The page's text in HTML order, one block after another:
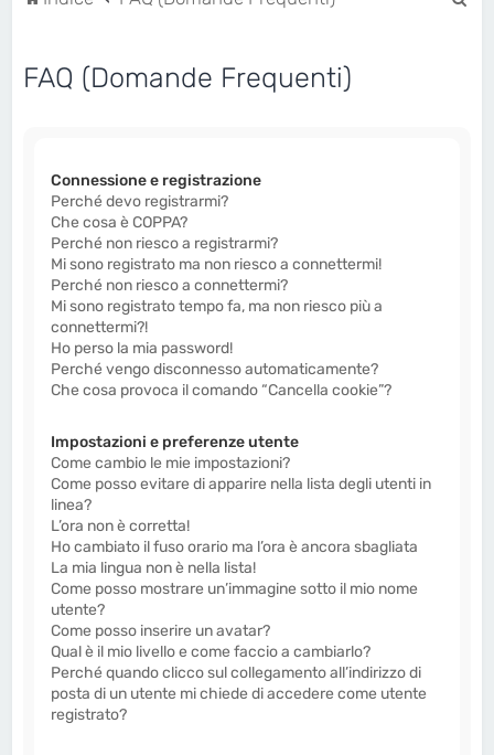
FAQ (Domande Frequenti)
Connessione e registrazione
Perché devo registrarmi?
Che cosa è COPPA?
Perché non riesco a registrarmi?
Mi sono registrato ma non riesco a connettermi!
Perché non riesco a connettermi?
Mi sono registrato tempo fa, ma non riesco più a
connettermi?!
Ho perso la mia password!
Perché vengo disconnesso automaticamente?
Che cosa provoca il comando “Cancella cookie”?
Impostazioni e preferenze utente
Come cambio le mie impostazioni?
Come posso evitare di apparire nella lista degli utenti in
linea?
L’ora non è corretta!
Ho cambiato il fuso orario ma l’ora è ancora sbagliata
La mia lingua non è nella lista!
Come posso mostrare un’immagine sotto il mio nome
utente?
Come posso inserire un avatar?
Qual è il mio livello e come faccio a cambiarlo?
Perché quando clicco sul collegamento all’indirizzo di
posta di un utente mi chiede di accedere come utente
registrato?